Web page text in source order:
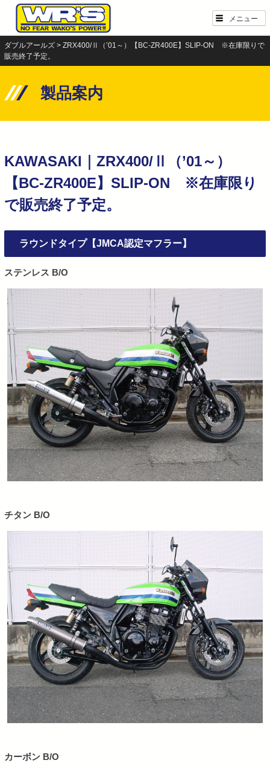
content
メニュー
ダブルアールズ> ZRX400/Ⅱ（’01～）【BC-ZR400E】SLIP-ON ※在庫限りで
販売終了予定。
製品案内
KAWASAKI｜ZRX400/Ⅱ（’01～）
【BC-ZR400E】SLIP-ON ※在庫限り
で販売終了予定。
ラウンドタイプ【JMCA認定マフラー】
ステンレス B/O
チタン B/O
カーボン B/O